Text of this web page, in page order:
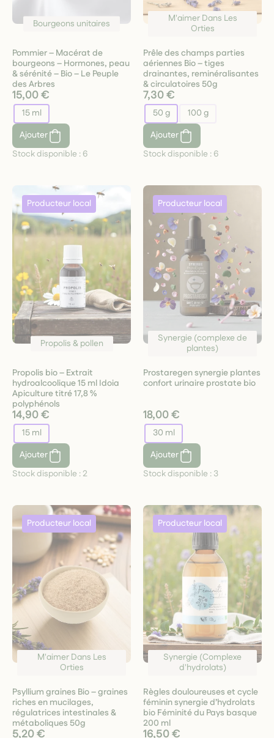
Bourgeons unitaires
Pommier – Macérat de
bourgeons – Hormones, peau
& sérénité – Bio – Le Peuple
des Arbres
15,00 €
15 ml
Ajouter
Stock disponible : 6
M'aimer Dans Les
Orties
Prêle des champs parties
aériennes Bio – tiges
drainantes, reminéralisantes
& circulatoires 50g
7,30 €
50 g
100 g
Ajouter
Stock disponible : 6
Propolis & pollen
Propolis bio – Extrait
hydroalcoolique 15 ml Idoia
Apiculture titré 17,8 %
polyphénols
14,90 €
15 ml
Ajouter
Stock disponible : 2
Synergie (complexe de
plantes)
Prostaregen synergie plantes
confort urinaire prostate bio
18,00 €
30 ml
Ajouter
Stock disponible : 3
M'aimer Dans Les
Orties
Psyllium graines Bio – graines
riches en mucilages,
régulatrices intestinales &
métaboliques 50g
5,20 €
Synergie (Complexe
d'hydrolats)
Règles douloureuses et cycle
féminin synergie d’hydrolats
bio Féminité du Pays basque
200 ml
16,50 €